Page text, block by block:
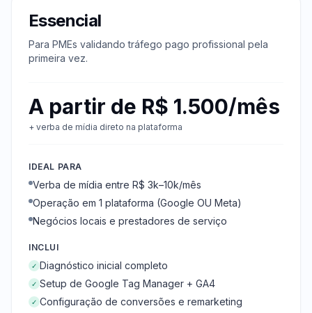
Essencial
Para PMEs validando tráfego pago profissional pela
primeira vez.
A partir de R$ 1.500/mês
+ verba de mídia direto na plataforma
IDEAL PARA
Verba de mídia entre R$ 3k–10k/mês
Operação em 1 plataforma (Google OU Meta)
Negócios locais e prestadores de serviço
INCLUI
✓ Diagnóstico inicial completo
✓ Setup de Google Tag Manager + GA4
✓ Configuração de conversões e remarketing